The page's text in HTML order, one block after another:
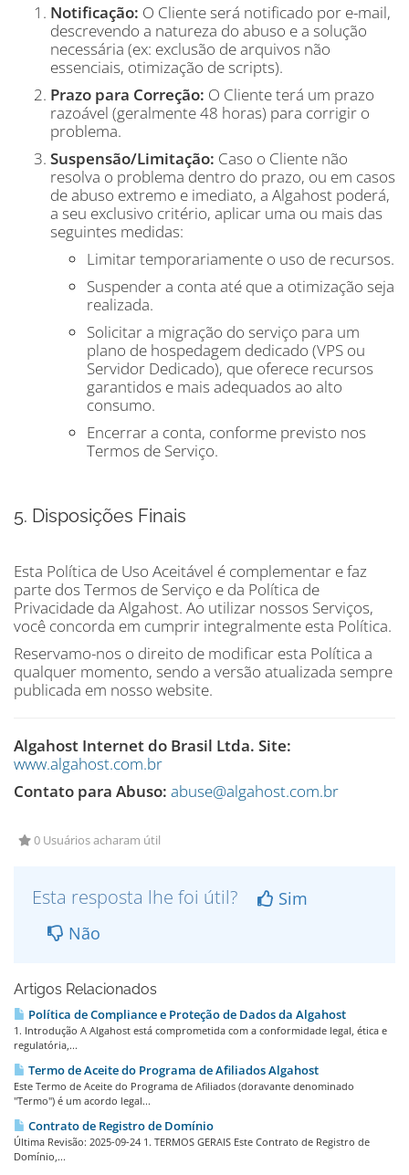
Notificação: O Cliente será notificado por e-mail,
descrevendo a natureza do abuso e a solução
necessária (ex: exclusão de arquivos não
essenciais, otimização de scripts).
Prazo para Correção: O Cliente terá um prazo
razoável (geralmente 48 horas) para corrigir o
problema.
Suspensão/Limitação: Caso o Cliente não
resolva o problema dentro do prazo, ou em casos
de abuso extremo e imediato, a Algahost poderá,
a seu exclusivo critério, aplicar uma ou mais das
seguintes medidas:
Limitar temporariamente o uso de recursos.
Suspender a conta até que a otimização seja
realizada.
Solicitar a migração do serviço para um
plano de hospedagem dedicado (VPS ou
Servidor Dedicado), que oferece recursos
garantidos e mais adequados ao alto
consumo.
Encerrar a conta, conforme previsto nos
Termos de Serviço.
5. Disposições Finais
Esta Política de Uso Aceitável é complementar e faz
parte dos Termos de Serviço e da Política de
Privacidade da Algahost. Ao utilizar nossos Serviços,
você concorda em cumprir integralmente esta Política.
Reservamo-nos o direito de modificar esta Política a
qualquer momento, sendo a versão atualizada sempre
publicada em nosso website.
Algahost Internet do Brasil Ltda. Site:
www.algahost.com.br
Contato para Abuso: abuse@algahost.com.br
0 Usuários acharam útil
Esta resposta lhe foi útil?
Sim
Não
Artigos Relacionados
Política de Compliance e Proteção de Dados da Algahost
1. Introdução A Algahost está comprometida com a conformidade legal, ética e
regulatória,...
Termo de Aceite do Programa de Afiliados Algahost
Este Termo de Aceite do Programa de Afiliados (doravante denominado
"Termo") é um acordo legal...
Contrato de Registro de Domínio
Última Revisão: 2025-09-24 1. TERMOS GERAIS Este Contrato de Registro de
Domínio,...